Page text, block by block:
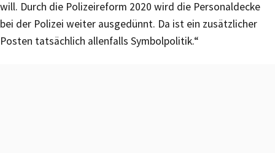
will. Durch die Polizeireform 2020 wird die Personaldecke
bei der Polizei weiter ausgedünnt. Da ist ein zusätzlicher
Posten tatsächlich allenfalls Symbolpolitik.“